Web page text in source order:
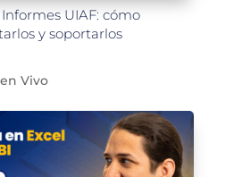
UIAF: cómo
y soportarlos
Vivo